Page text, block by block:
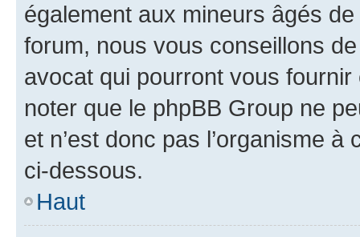
également aux mineurs âgés
forum, nous vous conseillons
avocat qui pourront vous
noter que le phpBB Group ne
et n’est donc pas l’organisme
ci-dessous.
Haut